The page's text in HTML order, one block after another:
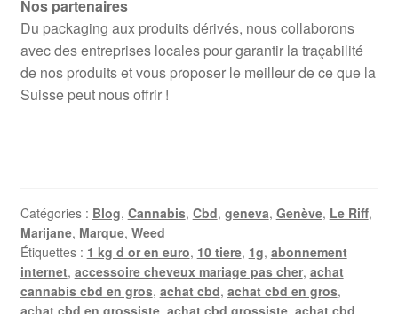
Nos partenaires
Du packaging aux produits dérivés, nous collaborons
avec des entreprises locales pour garantir la traçabilité
de nos produits et vous proposer le meilleur de ce que la
Suisse peut nous offrir !
Catégories : Blog, Cannabis, Cbd, geneva, Genève, Le Riff,
Marijane, Marque, Weed
Étiquettes : 1 kg d or en euro, 10 tiere, 1g, abonnement
internet, accessoire cheveux mariage pas cher, achat
cannabis cbd en gros, achat cbd, achat cbd en gros,
achat cbd en grossiste, achat cbd grossiste, achat cbd